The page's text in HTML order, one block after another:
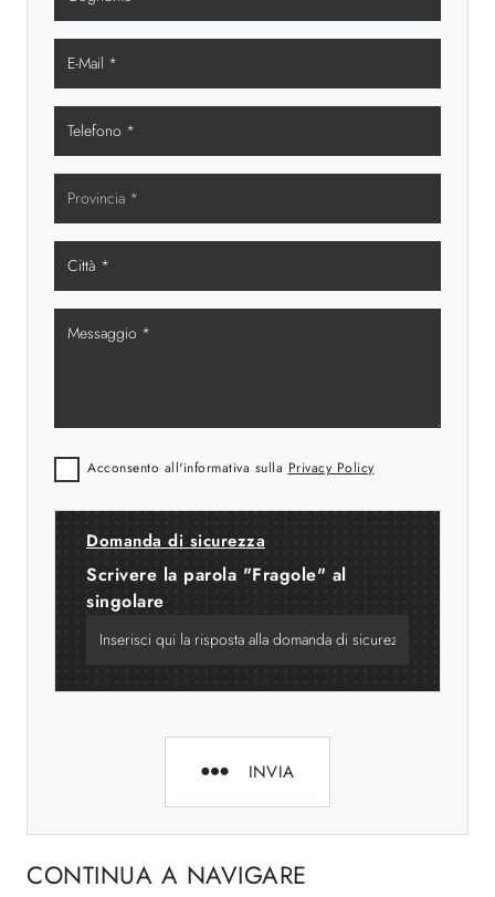
Acconsento all'informativa sulla Privacy Policy
Domanda di sicurezza
Scrivere la parola "Fragole" al
singolare
INVIA
CONTINUA A NAVIGARE